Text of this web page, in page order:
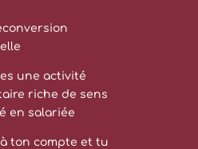
une activité
riche de sens
en salariée
à ton compte et tu